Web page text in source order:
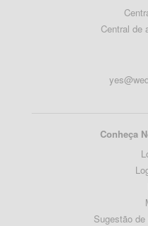
Central de
Conheça
Sugestão